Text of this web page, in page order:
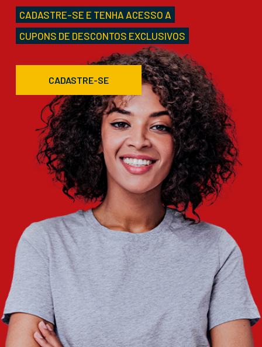
CADASTRE-SE E TENHA ACESSO A
CUPONS DE DESCONTOS EXCLUSIVOS
CADASTRE-SE